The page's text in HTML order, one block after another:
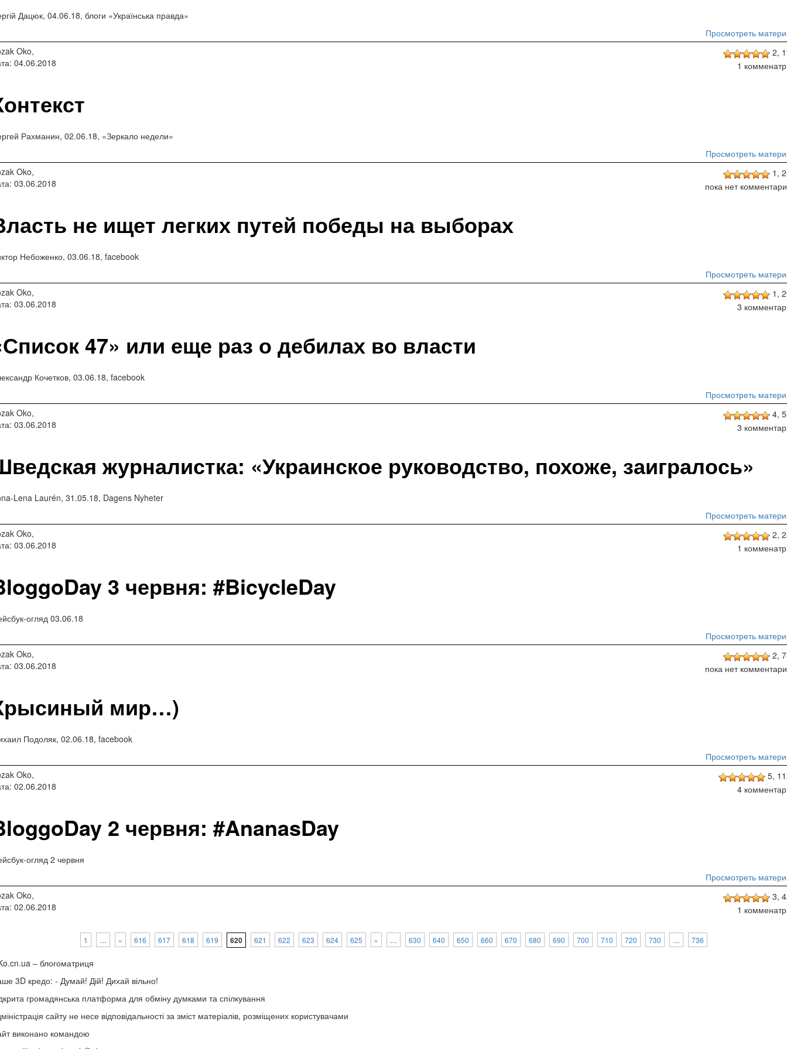
Дацюк, 04.06.18, блоги «Українська правда»
Просмотреть
Oko,
04.06.2018
2,
1
Рахманин, 02.06.18, «Зеркало недели»
Просмотреть
Oko,
03.06.2018
1,
пока нет
не ищет легких путей победы на выборах
Небоженко, 03.06.18, facebook
Просмотреть
Oko,
03.06.2018
1,
3
47» или еще раз о дебилах во власти
Кочетков, 03.06.18, facebook
Просмотреть
Oko,
03.06.2018
4,
3
журналистка: «Украинское руководство, похоже, заигралось»
Lena Laurén, 31.05.18, Dagens Nyheter
Просмотреть
Oko,
03.06.2018
2,
1
3 червня: #BicycleDay
огляд 03.06.18
Просмотреть
Oko,
03.06.2018
2,
пока нет
мир…)
Подоляк, 02.06.18, facebook
Просмотреть
Oko,
02.06.2018
5,
4
2 червня: #AnanasDay
огляд 2 червня
Просмотреть
Oko,
02.06.2018
3,
1
1 … « 616 617 618 619 620 621 622 623 624 625 » … 630 640 650 660 670 680 690 700 710 720 730 … 736
– блогоматриця
3D кредо: - Думай! Дій! Дихай вільно!
громадянська платформа для обміну думками та спілкування
сайту не несе відповідальності за зміст матеріалів, розміщених користувачами
виконано командою